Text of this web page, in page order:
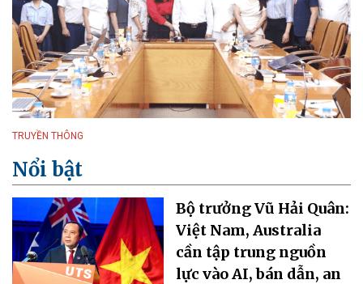
TRUYỀN THÔNG
Nổi bật
Bộ trưởng Vũ Hải Quân:
Việt Nam, Australia
cần tập trung nguồn
lực vào AI, bán dẫn, an